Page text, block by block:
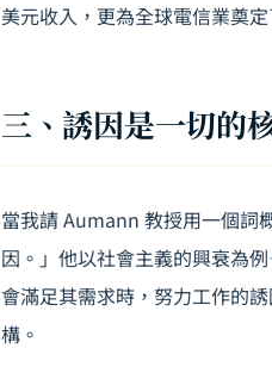
美元收入，更為全球電信業奠
三、誘因是一切的
當我請 Aumann 教授用一個
因。」他以社會主義的興衰為
會滿足其需求時，努力工作的
構。